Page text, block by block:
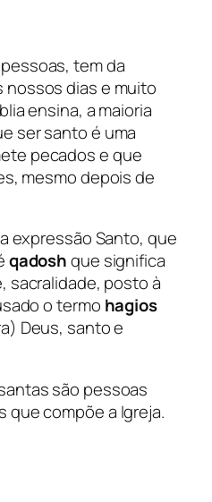
tem da
dias e muito
ensina, a maioria
ser santo é uma
pecados e que
mesmo depois de
expressão Santo, que
qadoshque significa
sacralidade, posto à
o termo hagios
Deus, santo e
são pessoas
que compõe a Igreja.